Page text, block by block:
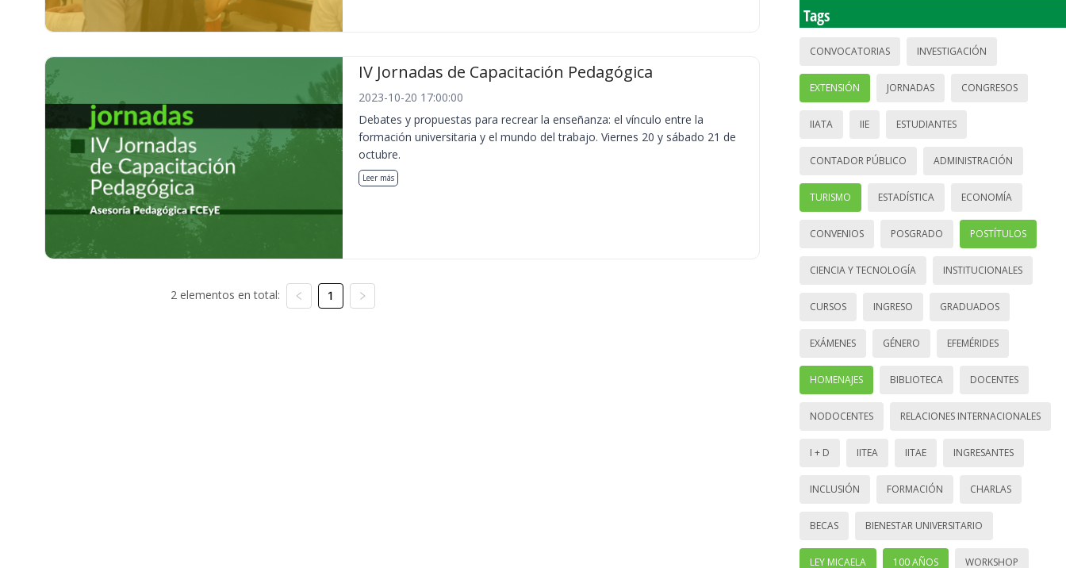
IV Jornadas de Capacitación Pedagógica
2023-10-20 17:00:00
Debates y propuestas para recrear la enseñanza: el vínculo entre la
formación universitaria y el mundo del trabajo. Viernes 20 y sábado 21 de
octubre.
Leer más
2 elementos en total: 1
Tags
CONVOCATORIAS INVESTIGACIÓN
EXTENSIÓN JORNADAS CONGRESOS
IIATA IIE ESTUDIANTES
CONTADOR PÚBLICO ADMINISTRACIÓN
TURISMO ESTADÍSTICA ECONOMÍA
CONVENIOS POSGRADO POSTÍTULOS
CIENCIA Y TECNOLOGÍA INSTITUCIONALES
CURSOS INGRESO GRADUADOS
EXÁMENES GÉNERO EFEMÉRIDES
HOMENAJES BIBLIOTECA DOCENTES
NODOCENTES RELACIONES INTERNACIONALES
I + D IITEA IITAE INGRESANTES
INCLUSIÓN FORMACIÓN CHARLAS
BECAS BIENESTAR UNIVERSITARIO
LEY MICAELA 100 AÑOS WORKSHOP